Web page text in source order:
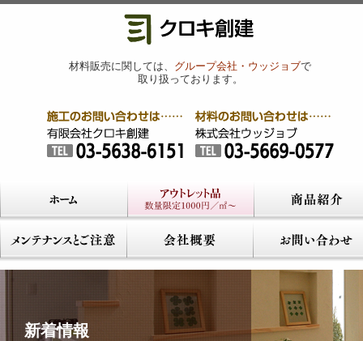
材料販売に関しては、 グループ会社・ウッジョブで
取り扱っております。
新着情報